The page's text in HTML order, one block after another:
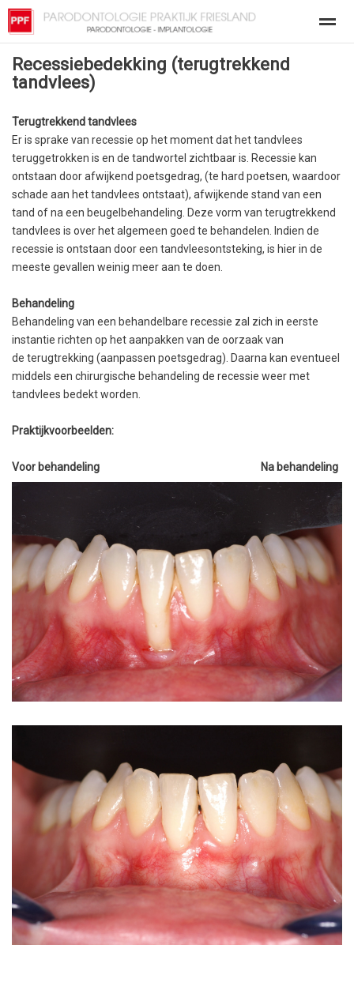
Patienteninfo-Veilig behandelen OVER ONS
Home Bellen
Recessiebedekking (terugtrekkend
tandvlees)
Terugtrekkend tandvlees
Er is sprake van recessie op het moment dat het tandvlees
teruggetrokken is en de tandwortel zichtbaar is. Recessie kan
ontstaan door afwijkend poetsgedrag, (te hard poetsen, waardoor
schade aan het tandvlees ontstaat), afwijkende stand van een
tand of na een beugelbehandeling. Deze vorm van terugtrekkend
tandvlees is over het algemeen goed te behandelen. Indien de
recessie is ontstaan door een tandvleesontsteking, is hier in de
meeste gevallen weinig meer aan te doen.
Behandeling
Behandeling van een behandelbare recessie zal zich in eerste
instantie richten op het aanpakken van de oorzaak van
de terugtrekking (aanpassen poetsgedrag). Daarna kan eventueel
middels een chirurgische behandeling de recessie weer met
tandvlees bedekt worden.
Praktijkvoorbeelden:
Voor behandeling Na behandeling